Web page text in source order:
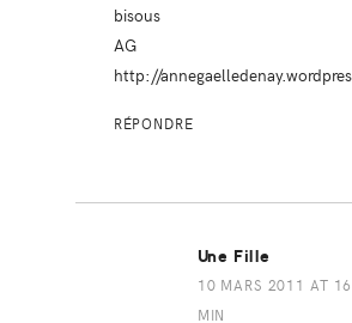
bisous
AG
http://
RÉPONDRE
Une Fille
10 MARS 2011 AT
MIN